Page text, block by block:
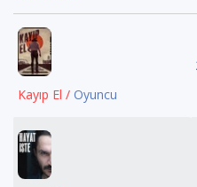
Kayıp El / Oyuncu